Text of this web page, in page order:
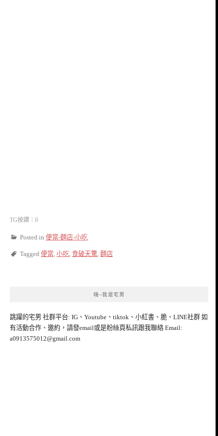
TG按讚：0
Posted in 便當-麵店-小吃
Tagged 便當 小吃 食破天驚 麵店
嗨~我是宅男
跳躍的宅男 社群平台: IG、Youtube、tiktok、小紅書、脆、LINE社群 如
有活動合作、邀約，請發email或是粉絲頁私訊跟我聯絡 Email:
a0913575012@gmail.com